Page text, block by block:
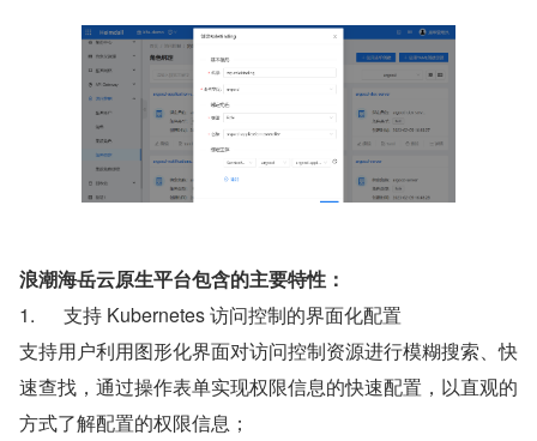
浪潮海岳云原生平台包含的主要特性：
1.      支持 Kubernetes 访问控制的界面化配置
支持用户利用图形化界面对访问控制资源进行模糊搜索、快
速查找，通过操作表单实现权限信息的快速配置，以直观的
方式了解配置的权限信息；